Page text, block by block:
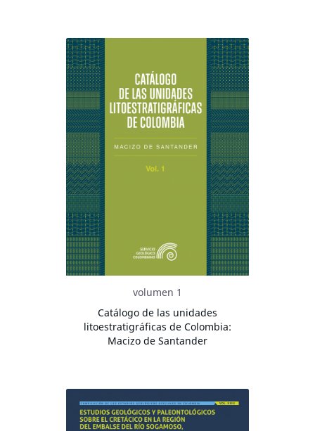
volumen 1
Catálogo de las unidades
litoestratigráficas de Colombia:
Macizo de Santander